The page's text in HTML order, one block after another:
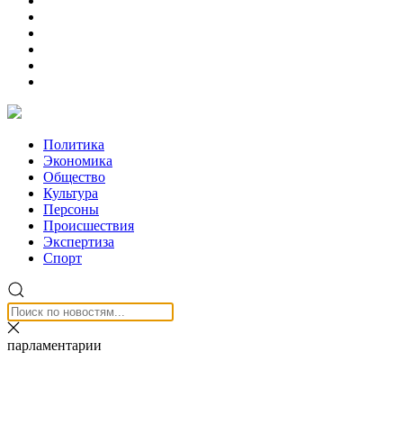
Политика
Экономика
Общество
Культура
Персоны
Происшествия
Экспертиза
Спорт
парламентарии